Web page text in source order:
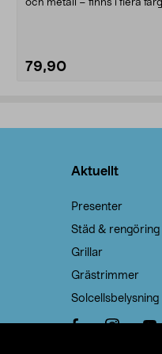
och metall – finns i flera
79,90
Aktuellt
Presenter
Städ & rengöring
Grillar
Grästrimmer
Solcellsbelysning